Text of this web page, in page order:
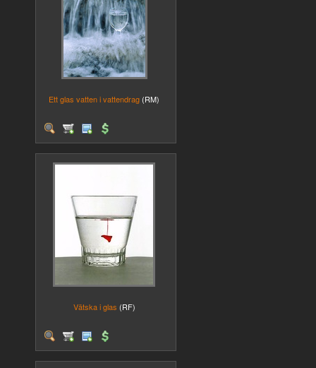
Ett glas vatten i vattendrag (RM)
Vätska i glas (RF)